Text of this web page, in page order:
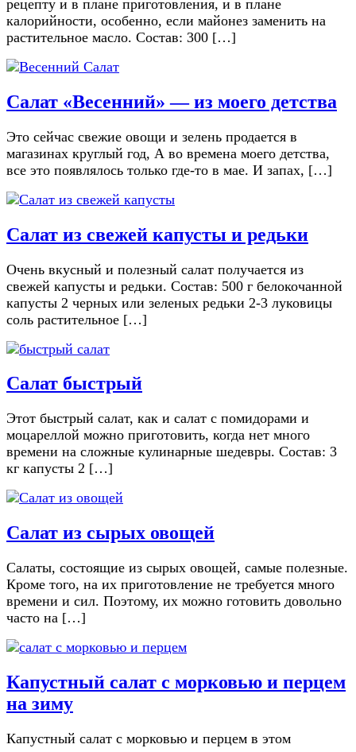
рецепту и в плане приготовления, и в плане
калорийности, особенно, если майонез заменить на
растительное масло. Состав: 300 […]
Салат «Весенний» — из моего детства
Это сейчас свежие овощи и зелень продается в
магазинах круглый год, А во времена моего детства,
все это появлялось только где-то в мае. И запах, […]
Салат из свежей капусты и редьки
Очень вкусный и полезный салат получается из
свежей капусты и редьки. Состав: 500 г белокочанной
капусты 2 черных или зеленых редьки 2-3 луковицы
соль растительное […]
Салат быстрый
Этот быстрый салат, как и салат с помидорами и
моцареллой можно приготовить, когда нет много
времени на сложные кулинарные шедевры. Состав: 3
кг капусты 2 […]
Салат из сырых овощей
Салаты, состоящие из сырых овощей, самые полезные.
Кроме того, на их приготовление не требуется много
времени и сил. Поэтому, их можно готовить довольно
часто на […]
Капустный салат с морковью и перцем
на зиму
Капустный салат с морковью и перцем в этом